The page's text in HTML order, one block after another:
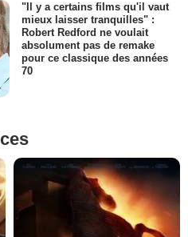
"Il y a certains films qu'il vaut
mieux laisser tranquilles" :
Robert Redford ne voulait
absolument pas de remake
pour ce classique des années
70